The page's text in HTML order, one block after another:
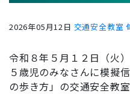
2026年05月12日 交通安全教室
令和８年５月１２日（火
５歳児のみなさんに模擬
の歩き方」の交通安全教